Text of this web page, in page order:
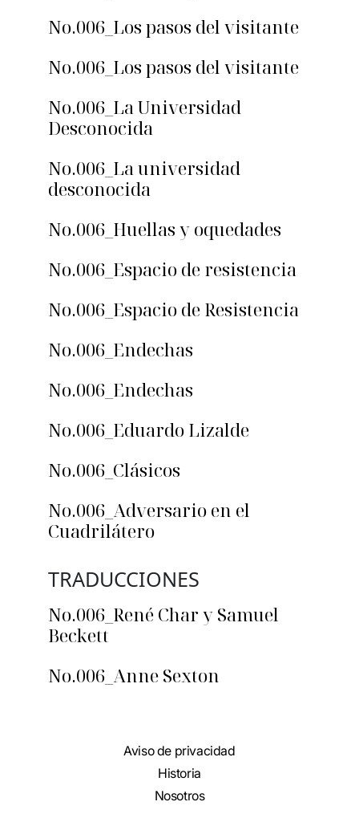
No.006_Los pasos del visitante
No.006_Los pasos del visitante
No.006_La Universidad
Desconocida
No.006_La universidad
desconocida
No.006_Huellas y oquedades
No.006_Espacio de resistencia
No.006_Espacio de Resistencia
No.006_Endechas
No.006_Endechas
No.006_Eduardo Lizalde
No.006_Clásicos
No.006_Adversario en el
Cuadrilátero
TRADUCCIONES
No.006_René Char y Samuel
Beckett
No.006_Anne Sexton
Aviso de privacidad
Historia
Nosotros